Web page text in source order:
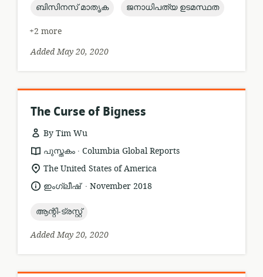
topic:
ബിസിനസ് മാതൃക topic:
ജനാധിപത്യ ഉടമസ്ഥത
+2 more
Added May 20, 2020
The Curse of Bigness
By Tim Wu
resource
format:
പുസ്തകം .
publisher:
Columbia Global Reports
location
relevance:
The United States of America
language:
ഇംഗ്ലീഷ് .
dateNovember 2018
topic:
ആന്റി-ട്രസ്റ്റ്
Added May 20, 2020